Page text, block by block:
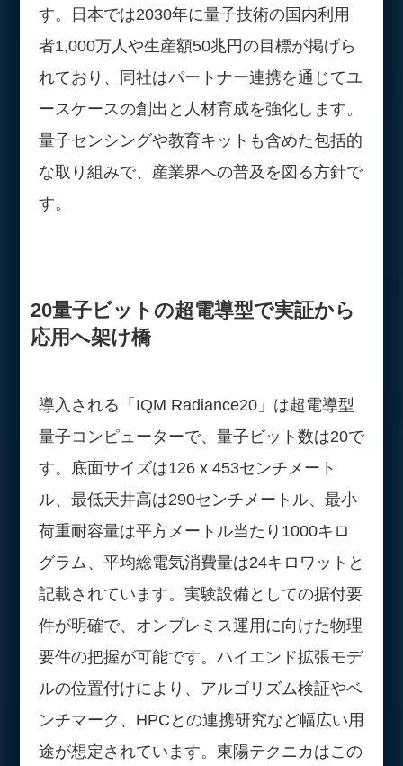
す。日本では2030年に量子技術の国内利用
者1,000万人や生産額50兆円の目標が掲げら
れており、同社はパートナー連携を通じてユ
ースケースの創出と人材育成を強化します。
量子センシングや教育キットも含めた包括的
な取り組みで、産業界への普及を図る方針で
す。
20量子ビットの超電導型で実証から
応用へ架け橋
導入される「IQM Radiance20」は超電導型
量子コンピューターで、量子ビット数は20で
す。底面サイズは126 x 453センチメート
ル、最低天井高は290センチメートル、最小
荷重耐容量は平方メートル当たり1000キロ
グラム、平均総電気消費量は24キロワットと
記載されています。実験設備としての据付要
件が明確で、オンプレミス運用に向けた物理
要件の把握が可能です。ハイエンド拡張モデ
ルの位置付けにより、アルゴリズム検証やベ
ンチマーク、HPCとの連携研究など幅広い用
途が想定されています。東陽テクニカはこの